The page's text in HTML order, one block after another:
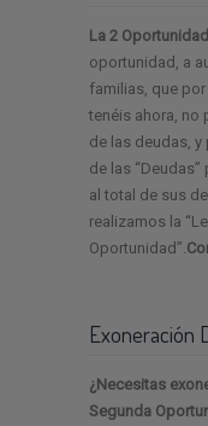
La 2 Oportunidad
oportunidad, a
familias, que
tenéis ahora, no
de las deudas, y
de las
al total de sus
realizamos la
Oportunidad”.
Exoneración
¿Necesitas
Segunda